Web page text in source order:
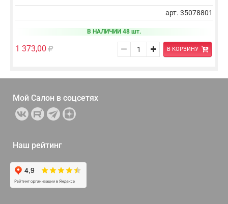
арт. 35078801
В НАЛИЧИИ 48 шт.
1 373,00 В КОРЗИНУ
Мой Салон в соцсетях
Наш рейтинг